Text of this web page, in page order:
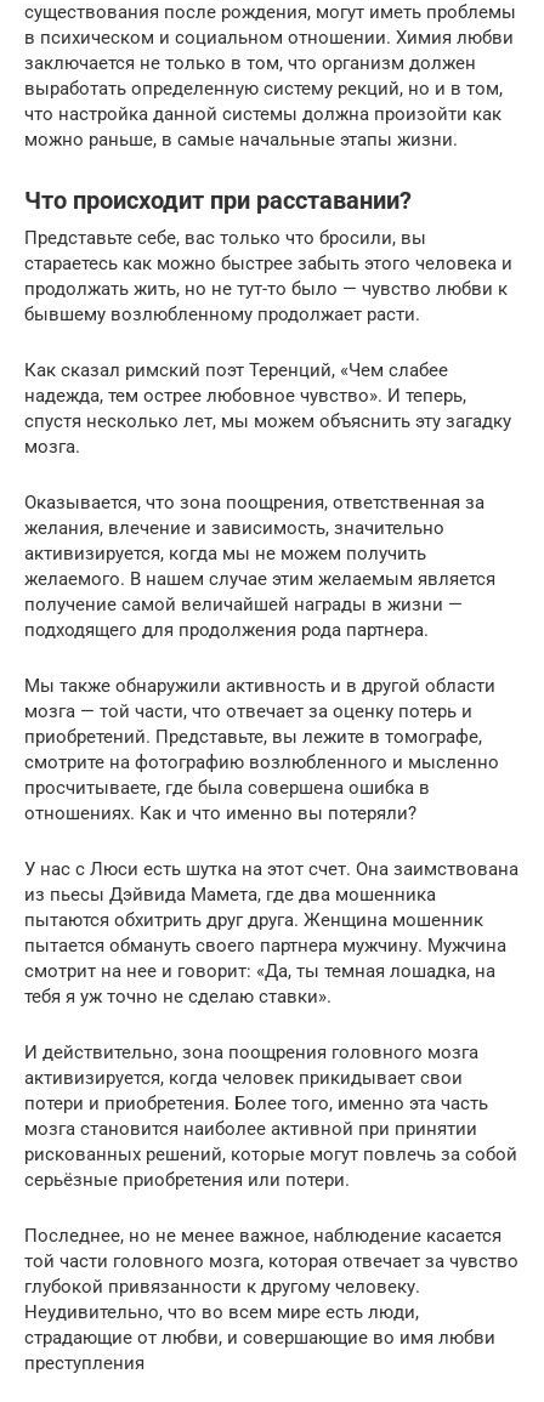
существования после рождения, могут иметь проблемы
в психическом и социальном отношении. Химия любви
заключается не только в том, что организм должен
выработать определенную систему рекций, но и в том,
что настройка данной системы должна произойти как
можно раньше, в самые начальные этапы жизни.
Что происходит при расставании?
Представьте себе, вас только что бросили, вы
стараетесь как можно быстрее забыть этого человека и
продолжать жить, но не тут-то было — чувство любви к
бывшему возлюбленному продолжает расти.
Как сказал римский поэт Теренций, «Чем слабее
надежда, тем острее любовное чувство». И теперь,
спустя несколько лет, мы можем объяснить эту загадку
мозга.
Оказывается, что зона поощрения, ответственная за
желания, влечение и зависимость, значительно
активизируется, когда мы не можем получить
желаемого. В нашем случае этим желаемым является
получение самой величайшей награды в жизни —
подходящего для продолжения рода партнера.
Мы также обнаружили активность и в другой области
мозга — той части, что отвечает за оценку потерь и
приобретений. Представьте, вы лежите в томографе,
смотрите на фотографию возлюбленного и мысленно
просчитываете, где была совершена ошибка в
отношениях. Как и что именно вы потеряли?
У нас с Люси есть шутка на этот счет. Она заимствована
из пьесы Дэйвида Мамета, где два мошенника
пытаются обхитрить друг друга. Женщина мошенник
пытается обмануть своего партнера мужчину. Мужчина
смотрит на нее и говорит: «Да, ты темная лошадка, на
тебя я уж точно не сделаю ставки».
И действительно, зона поощрения головного мозга
активизируется, когда человек прикидывает свои
потери и приобретения. Более того, именно эта часть
мозга становится наиболее активной при принятии
рискованных решений, которые могут повлечь за собой
серьёзные приобретения или потери.
Последнее, но не менее важное, наблюдение касается
той части головного мозга, которая отвечает за чувство
глубокой привязанности к другому человеку.
Неудивительно, что во всем мире есть люди,
страдающие от любви, и совершающие во имя любви
преступления